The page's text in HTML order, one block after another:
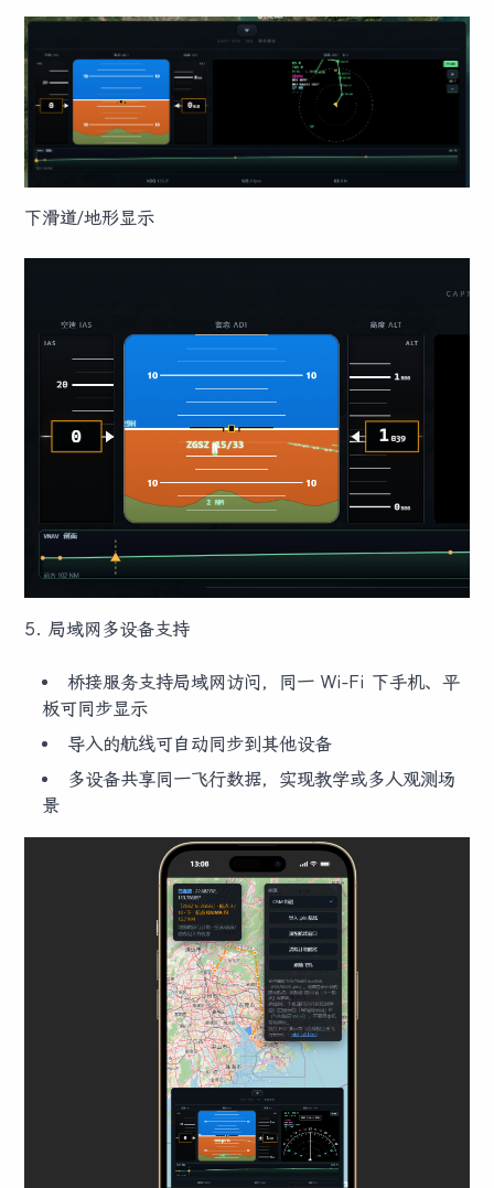
下滑道/地形显示
5. 局域网多设备支持
桥接服务支持局域网访问，同一 Wi-Fi 下手机、平
板可同步显示
导入的航线可自动同步到其他设备
多设备共享同一飞行数据，实现教学或多人观测场
景